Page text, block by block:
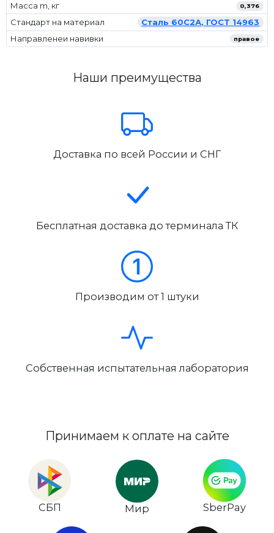
Масса m, кг 0,376
Стандарт на материал
Сталь 60С2А, ГОСТ 14963
Направленеи навивки
правое
Наши преимущества
Доставка по всей России и СНГ
Бесплатная доставка до терминала ТК
Производим от 1 штуки
Собственная испытательная лаборатория
Принимаем к оплате на сайте
СБП Мир SberPay